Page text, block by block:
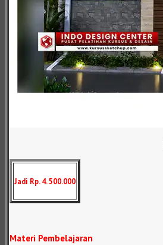
Jadi Rp. 4. 500.000
Materi Pembelajaran